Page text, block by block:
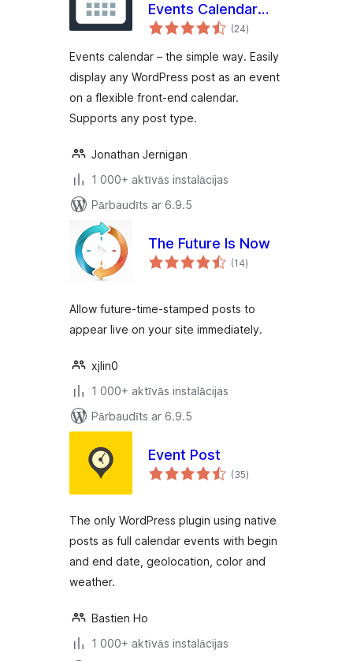
Events Calendar
Made Simple(24vērtējumu
kopsumma
)
Events calendar – the simple way. Easily
display any WordPress post as an event
on a flexible front-end calendar.
Supports any post type.
Jonathan Jernigan
1 000+ aktīvās instalācijas
Pārbaudīts ar 6.9.5
The Future Is Now
(14vērtējumu
kopsumma
)
Allow future-time-stamped posts to
appear live on your site immediately.
xjlin0
1 000+ aktīvās instalācijas
Pārbaudīts ar 6.9.5
Event Post
(35vērtējumu
kopsumma
)
The only WordPress plugin using native
posts as full calendar events with begin
and end date, geolocation, color and
weather.
Bastien Ho
1 000+ aktīvās instalācijas